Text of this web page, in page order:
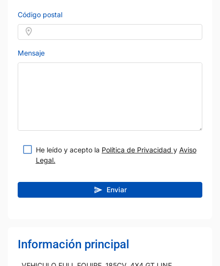
Código postal
Mensaje
He leído y acepto la Política de Privacidad y Aviso
Legal.
Enviar
Información principal